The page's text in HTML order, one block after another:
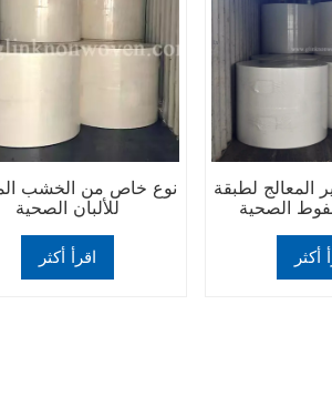
نوع خاص من الخشب
للألبان الصحية
اقرأ أكثر
لطبقة
الصحية
أكثر